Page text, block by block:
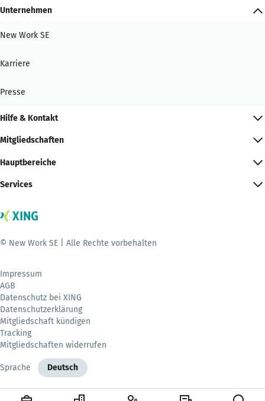
Unternehmen
New Work SE
Karriere
Presse
Hilfe & Kontakt
Mitgliedschaften
Hauptbereiche
Services
© New Work SE | Alle Rechte vorbehalten
Impressum
AGB
Datenschutz bei XING
Datenschutzerklärung
Mitgliedschaft kündigen
Tracking
Mitgliedschaften widerrufen
Sprache Deutsch